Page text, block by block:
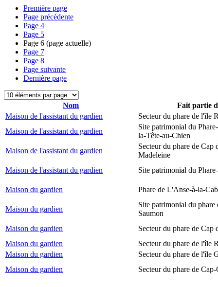
Première page
Page précédente
Page 4
Page 5
Page 6 (page actuelle)
Page 7
Page 8
Page suivante
Dernière page
Nom
Fait partie
Maison de l'assistant du gardien
Secteur du phare de l'île
Maison de l'assistant du gardien
Site patrimonial du
la-Tête-au-Chien
Maison de l'assistant du gardien
Secteur du phare de Cap
Madeleine
Maison de l'assistant du gardien
Site patrimonial du
Maison du gardien Phare de L'Anse-à-la-
Maison du gardien
Site patrimonial du phare
Saumon
Maison du gardien
Secteur du phare de Cap
Maison du gardien
Secteur du phare de l'île
Maison du gardien
Secteur du phare de l'île
Maison du gardien
Secteur du phare de Cap-